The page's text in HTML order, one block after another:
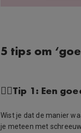
5 tips om
👉🏻Tip 1: Een
Wist je dat de manier
je meteen met